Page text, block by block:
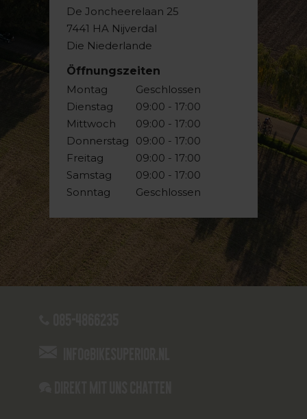
De Joncheerelaan 25
7441 HA Nijverdal
Die Niederlande
Öffnungszeiten
Montag
Dienstag
Mittwoch
Donnerstag
Freitag
Samstag
Sonntag
Geschlossen
09:00 - 17:00
09:00 - 17:00
09:00 - 17:00
09:00 - 17:00
09:00 - 17:00
Geschlossen